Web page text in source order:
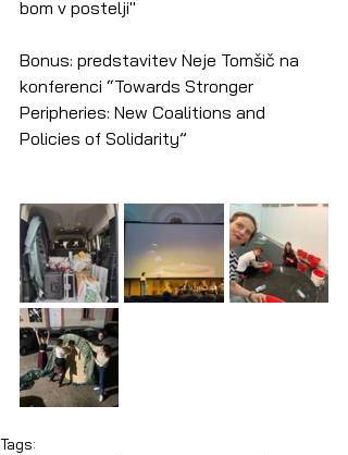
bom v postelji"
Bonus: predstavitev Neje Tomšič na
konferenci “Towards Stronger
Peripheries: New Coalitions and
Policies of Solidarity”
Tags: